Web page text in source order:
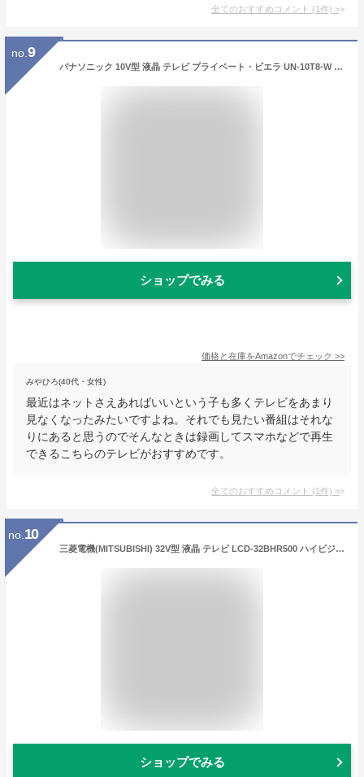
全てのおすすめコメント (1件) >
no. 9
パナソニック 10V型 液晶 テレビ プライベート・ビエラ UN-10T8-W 2018年モデル
ショップでみる
価格と在庫をAmazonでチェック >>
みやひろ(40代・女性)
最近はネットさえあればいいという子も多くテレビをあまり
見なくなったみたいですよね。それでも見たい番組はそれな
りにあると思うのでそんなときは録画してスマホなどで再生
できるこちらのテレビがおすすめです。
全てのおすすめコメント (1件) >
no. 10
三菱電機(MITSUBISHI) 32V型 液晶 テレビ LCD-32BHR500 ハイビジョン ブルーレイレコーダー内蔵 2011年モデル
ショップでみる